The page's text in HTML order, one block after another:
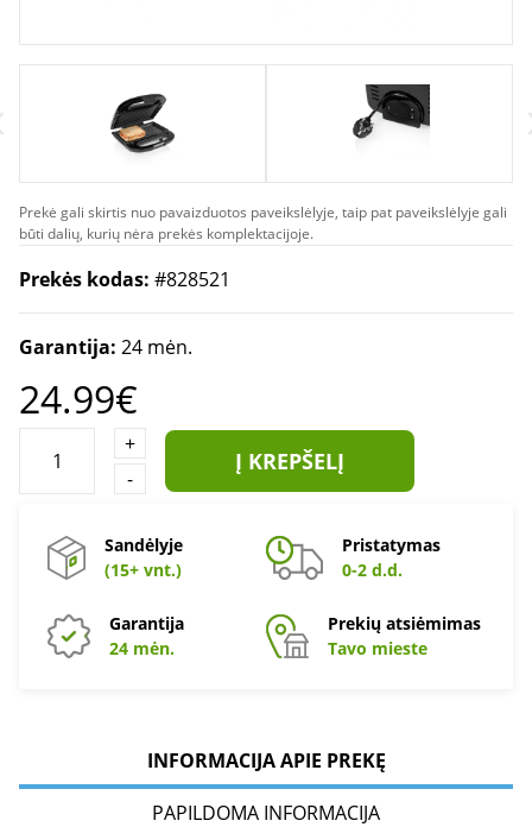
Prekė gali skirtis nuo pavaizduotos paveikslėlyje, taip pat paveikslėlyje gali
būti dalių, kurių nėra prekės komplektacijoje.
Prekės kodas: #828521
Garantija: 24 mėn.
24.99€
+
-
Į KREPŠELĮ
Sandėlyje
(15+ vnt.)
Pristatymas
0-2 d.d.
Garantija
24 mėn.
Prekių atsiėmimas
Tavo mieste
INFORMACIJA APIE PREKĘ
PAPILDOMA INFORMACIJA